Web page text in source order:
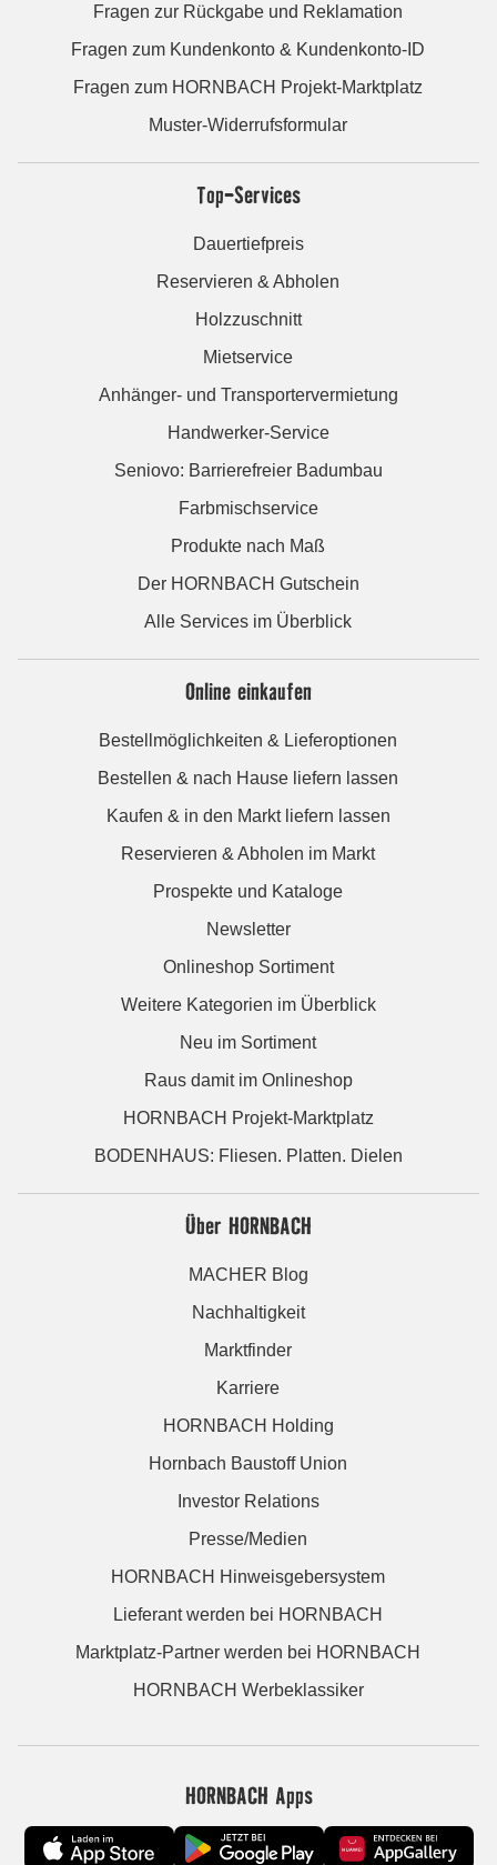
Fragen zur Rückgabe und Reklamation
Fragen zum Kundenkonto & Kundenkonto-ID
Fragen zum HORNBACH Projekt-Marktplatz
Muster-Widerrufsformular
Top-Services
Dauertiefpreis
Reservieren & Abholen
Holzzuschnitt
Mietservice
Anhänger- und Transportervermietung
Handwerker-Service
Seniovo: Barrierefreier Badumbau
Farbmischservice
Produkte nach Maß
Der HORNBACH Gutschein
Alle Services im Überblick
Online einkaufen
Bestellmöglichkeiten & Lieferoptionen
Bestellen & nach Hause liefern lassen
Kaufen & in den Markt liefern lassen
Reservieren & Abholen im Markt
Prospekte und Kataloge
Newsletter
Onlineshop Sortiment
Weitere Kategorien im Überblick
Neu im Sortiment
Raus damit im Onlineshop
HORNBACH Projekt-Marktplatz
BODENHAUS: Fliesen. Platten. Dielen
Über HORNBACH
MACHER Blog
Nachhaltigkeit
Marktfinder
Karriere
HORNBACH Holding
Hornbach Baustoff Union
Investor Relations
Presse/Medien
HORNBACH Hinweisgebersystem
Lieferant werden bei HORNBACH
Marktplatz-Partner werden bei HORNBACH
HORNBACH Werbeklassiker
HORNBACH Apps